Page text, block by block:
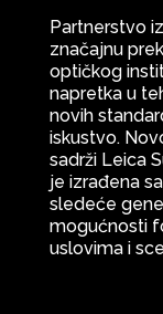
Partnerstvo
značajnu
optičkog
napretka u
novih
iskustvo.
sadrži Leica
je izrađena
sledeće
mogućnosti
uslovima i